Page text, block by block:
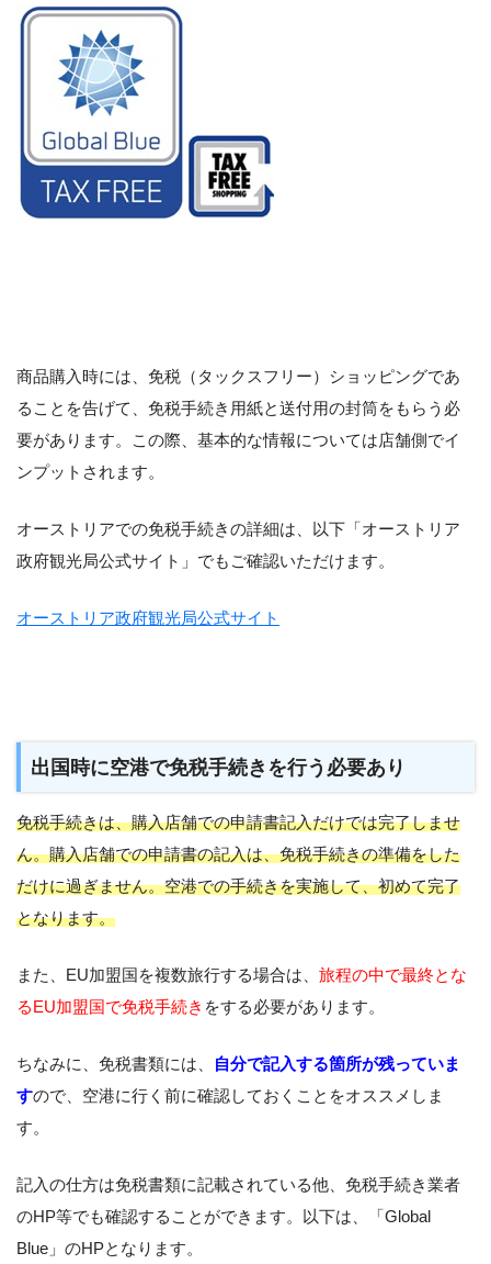
商品購入時には、免税（タックスフリー）ショッピングであ
ることを告げて、免税手続き用紙と送付用の封筒をもらう必
要があります。この際、基本的な情報については店舗側でイ
ンプットされます。
オーストリアでの免税手続きの詳細は、以下「オーストリア
政府観光局公式サイト」でもご確認いただけます。
オーストリア政府観光局公式サイト
出国時に空港で免税手続きを行う必要あり
免税手続きは、購入店舗での申請書記入だけでは完了しませ
ん。購入店舗での申請書の記入は、免税手続きの準備をした
だけに過ぎません。空港での手続きを実施して、初めて完了
となります。
また、EU加盟国を複数旅行する場合は、 旅程の中で最終とな
るEU加盟国で免税手続き をする必要があります。
ちなみに、免税書類には、
自分で記入する箇所が残っていま
すので、空港に行く前に確認しておくことをオススメしま
す。
記入の仕方は免税書類に記載されている他、免税手続き業者
のHP等でも確認することができます。以下は、「Global
Blue」のHPとなります。